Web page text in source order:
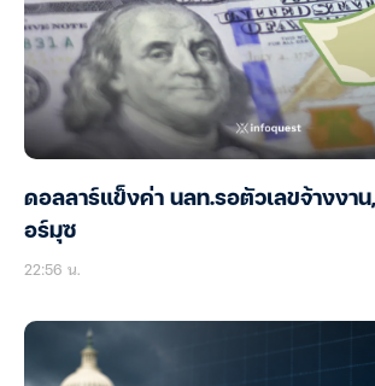
ดอลลาร์แข็งค่า นลท.รอตัวเลขจ้างงา
อร์มุซ
22:56 น.